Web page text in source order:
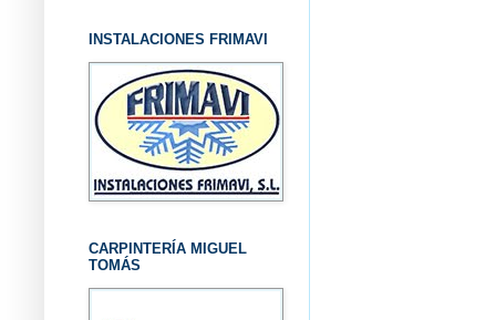
INSTALACIONES FRIMAVI
CARPINTERÍA MIGUEL
TOMÁS